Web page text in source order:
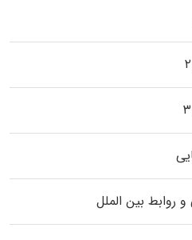
روابط بین الملل